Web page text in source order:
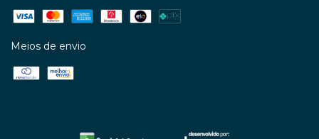
Meios de envio